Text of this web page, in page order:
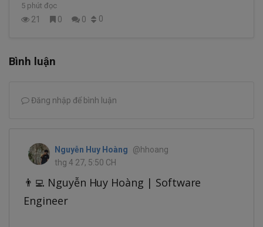
5 phút đọc
21 0 0 0
Bình luận
Đăng nhập để bình luận
Nguyễn Huy Hoàng
@hhoang
thg 4 27, 5:50 CH
👨‍💻 Nguyễn Huy Hoàng | Software
Engineer